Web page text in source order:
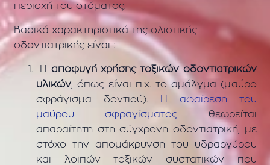
περιοχή του στόματος.
Βασικά χαρακτηριστικά της ολιστικής
οδοντιατρικής είναι :
Η αποφυγή χρήσης τοξικών οδοντιατρικών
υλικών, όπως είναι π.χ. το αμάλγμα (μαύρο
σφράγισμα δοντιού).
Η αφαίρεση του
μαύρου σφραγίσματος θεωρείται
απαραίτητη στη σύγχρονη οδοντιατρική, με
στόχο την απομάκρυνση του υδραργύρου
και λοιπών τοξικών συστατικών που